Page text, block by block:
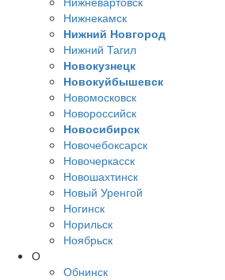
Нижнекамск
Нижний Новгород
Нижний Тагил
Новокузнецк
Новокуйбышевск
Новомосковск
Новороссийск
Новосибирск
Новочебоксарск
Новочеркасск
Новошахтинск
Новый Уренгой
Ногинск
Норильск
Ноябрьск
О
Обнинск